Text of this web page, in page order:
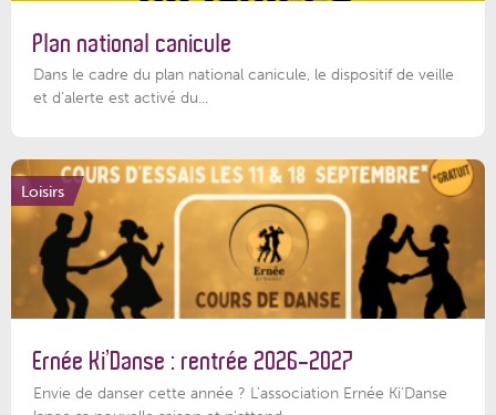
Plan national canicule
Dans le cadre du plan national canicule, le dispositif de veille
et d’alerte est activé du...
Loisirs
Ernée Ki’Danse : rentrée 2026-2027
Envie de danser cette année ? L'association Ernée Ki'Danse